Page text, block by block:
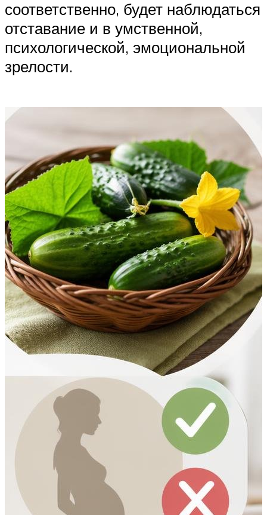
соответственно, будет наблюдаться
отставание и в умственной,
психологической, эмоциональной
зрелости.